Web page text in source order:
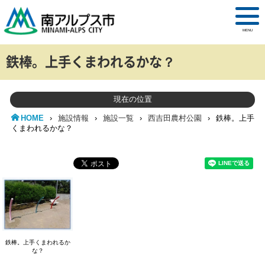
MENU
鉄棒。上手くまわれるかな？
現在の位置
HOME › 施設情報 › 施設一覧 › 西吉田農村公園 ›
鉄棒。上手
くまわれるかな？
鉄棒。上手くまわれるか
な？